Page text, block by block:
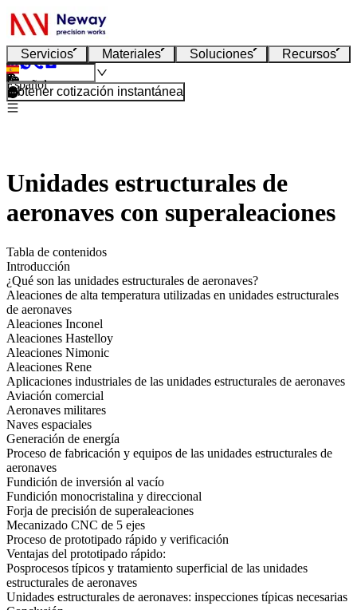
Servicios Materiales Soluciones Recursos
Español
Obtener cotización instantánea
Unidades estructurales de
aeronaves con superaleaciones
Tabla de contenidos
Introducción
¿Qué son las unidades estructurales de aeronaves?
Aleaciones de alta temperatura utilizadas en unidades estructurales
de aeronaves
Aleaciones Inconel
Aleaciones Hastelloy
Aleaciones Nimonic
Aleaciones Rene
Aplicaciones industriales de las unidades estructurales de aeronaves
Aviación comercial
Aeronaves militares
Naves espaciales
Generación de energía
Proceso de fabricación y equipos de las unidades estructurales de
aeronaves
Fundición de inversión al vacío
Fundición monocristalina y direccional
Forja de precisión de superaleaciones
Mecanizado CNC de 5 ejes
Proceso de prototipado rápido y verificación
Ventajas del prototipado rápido:
Posprocesos típicos y tratamiento superficial de las unidades
estructurales de aeronaves
Unidades estructurales de aeronaves: inspecciones típicas necesarias